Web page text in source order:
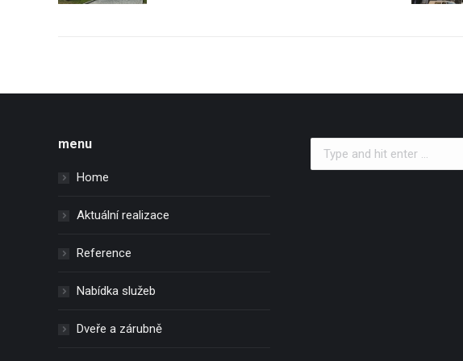
menu
Home
Aktuální realizace
Reference
Nabídka služeb
Dveře a zárubně
Search: